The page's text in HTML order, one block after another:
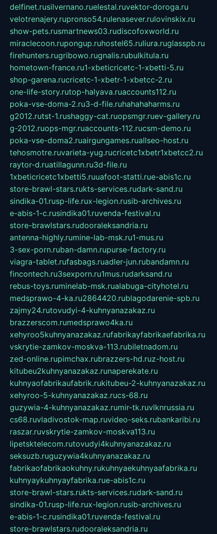
delfinet.rusilvernano.ruelestal.ruvektor-doroga.ru
velotrenajery.rupronso54.rulenasever.rulovinskix.ru
show-pets.rusmartnews03.rudiscofoxworld.ru
miraclecoon.rupongup.ruhostel65.ruliura.ruglasspb.ru
firehunters.rugribowo.rugnalis.rubulkitula.ru
hometown-france.ru1-xbeticricetc-1-xbetti-5.ru
shop-garena.rucricetc-1-xbetr-1-xbetcc-2.ru
one-life-story.rutop-halyava.ruaccounts112.ru
poka-vse-doma-2.ru3-d-file.ruhahahaharms.ru
g2012.rutst-1.rushaggy-cat.ruopsmgr.ruev-gallery.ru
g-2012.ruops-mgr.ruaccounts-112.rucsm-demo.ru
poka-vse-doma2.ruairgungames.ruallseo-host.ru
tehosmotre.ruvarieta-yug.rucricetc1xbetr1xbetcc2.ru
raytor-d.ruatillagunn.ru3d-file.ru
1xbeticricetc1xbetti5.ruuafoot-statti.rue-abis1c.ru
store-brawl-stars.rukts-services.rudark-sand.ru
sindika-01.rusp-life.rux-legion.rusib-archives.ru
e-abis-1-c.rusindika01.ruvenda-festival.ru
store-brawlstars.rudooraleksandria.ru
antenna-highly.rumine-lab-msk.ru1-mus.ru
3-sex-porn.ruban-damn.rupurse-factory.ru
viagra-tablet.rufasbags.ruadler-jun.rubandamn.ru
fincontech.ru3sexporn.ru1mus.rudarksand.ru
rebus-toys.ruminelab-msk.rualabuga-cityhotel.ru
medsprawo-4-ka.ru2864420.rublagodarenie-spb.ru
zajmy24.rutovudyi-4-kuhnyanazakaz.ru
brazzerscom.rumedsprawo4ka.ru
xehyroo5kuhnyanazakaz.rufabrikayfabrikaefabrika.ru
vskrytie-zamkov-moskva-113.rubiletnadom.ru
zed-online.rupimchax.rubrazzers-hd.ruz-host.ru
kitubeu2kuhnyanazakaz.runaperekate.ru
kuhnyaofabrikaufabrik.rukitubeu-2-kuhnyanazakaz.ru
xehyroo-5-kuhnyanazakaz.rucs-68.ru
guzywia-4-kuhnyanazakaz.rumir-tk.ruvlknrussia.ru
cs68.ruvladivostok-map.ruvideo-seks.rubankaribi.ru
raszar.ruvskrytie-zamkov-moskva113.ru
lipetsktelecom.rutovudyi4kuhnyanazakaz.ru
seksuzb.ruguzywia4kuhnyanazakaz.ru
fabrikaofabrikaokuhny.rukuhnyaekuhnyaafabrika.ru
kuhnyaykuhnyayfabrika.rue-abis1c.ru
store-brawl-stars.rukts-services.rudark-sand.ru
sindika-01.rusp-life.rux-legion.rusib-archives.ru
e-abis-1-c.rusindika01.ruvenda-festival.ru
store-brawlstars.rudooraleksandria.ru